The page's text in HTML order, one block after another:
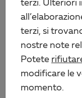
terzi. Ulteriori
terzi, si
nostre note
Potete
modificare le
momento.